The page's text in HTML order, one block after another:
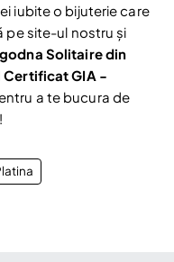
iubite o bijuterie care
pe site-ul nostru și
Solitaire din
Certificat GIA -
a te bucura de